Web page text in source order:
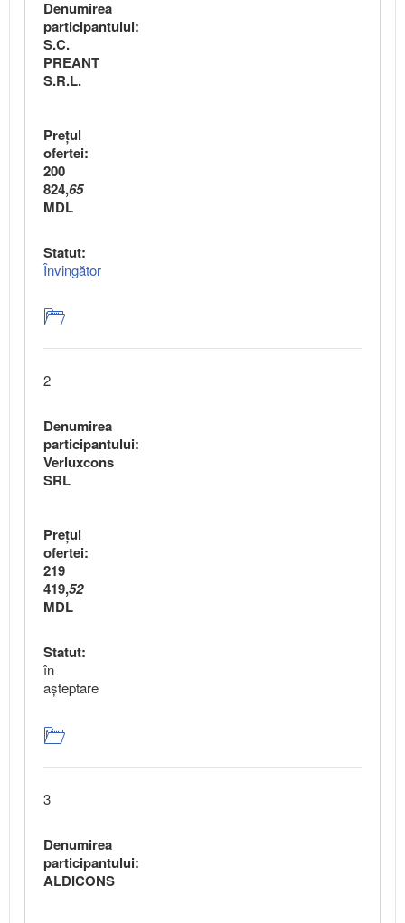
Denumirea
participantului:
S.C.
PREANT
S.R.L.
Preţul
ofertei:
200
824,65
MDL
Statut:
Învingător
2
Denumirea
participantului:
Verluxcons
SRL
Preţul
ofertei:
219
419,52
MDL
Statut:
în
aşteptare
3
Denumirea
participantului:
ALDICONS